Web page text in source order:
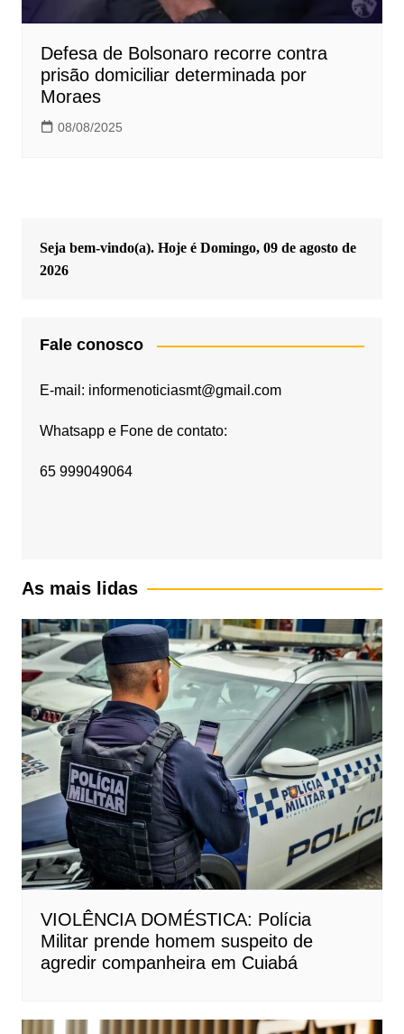
Defesa de Bolsonaro recorre contra
prisão domiciliar determinada por
Moraes
08/08/2025
Seja bem-vindo(a). Hoje é Domingo, 09 de agosto de
2026
Fale conosco
E-mail: informenoticiasmt@gmail.com
Whatsapp e Fone de contato:
65 999049064
As mais lidas
VIOLÊNCIA DOMÉSTICA: Polícia
Militar prende homem suspeito de
agredir companheira em Cuiabá